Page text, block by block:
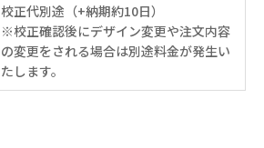
校正代別途（+納期約10日）
※校正確認後にデザイン変更や注文内容
の変更をされる場合は別途料金が発生い
たします。